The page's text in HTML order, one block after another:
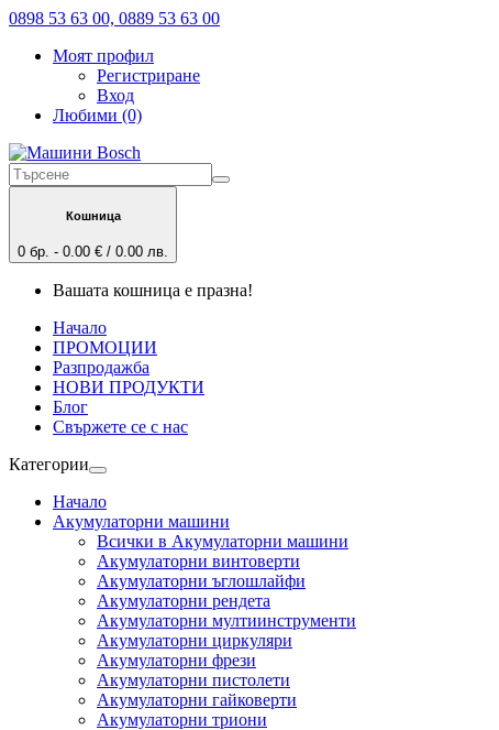
0898 53 63 00, 0889 53 63 00
Моят профил
Регистриране
Вход
Любими (0)
Кошница
0 бр. - 0.00 € / 0.00 лв.
Вашата кошница е празна!
Начало
ПРОМОЦИИ
Разпродажба
НОВИ ПРОДУКТИ
Блог
Свържете се с нас
Категории
Начало
Акумулаторни машини
Всички в Акумулаторни машини
Акумулаторни винтоверти
Акумулаторни ъглошлайфи
Акумулаторни рендета
Акумулаторни мултиинструменти
Акумулаторни циркуляри
Акумулаторни фрези
Акумулаторни пистолети
Акумулаторни гайковерти
Акумулаторни триони